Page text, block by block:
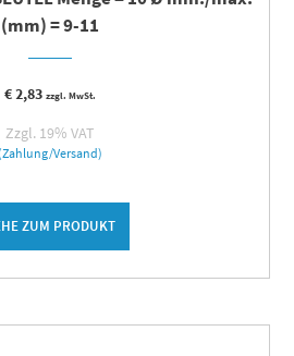
(mm) = 9-11
€2,83 zzgl. MwSt.
Zzgl. 19% VAT
(Zahlung/Versand)
ZUM PRODUKT